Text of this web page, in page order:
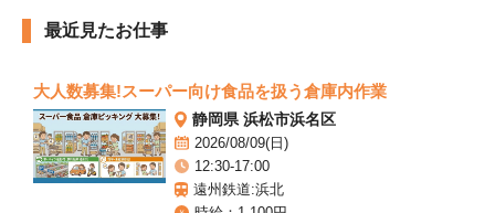
最近見たお仕事
大人数募集!スーパー向け食品を扱う倉庫内作業
静岡県 浜松市浜名区
2026/08/09(日)
12:30-17:00
遠州鉄道:浜北